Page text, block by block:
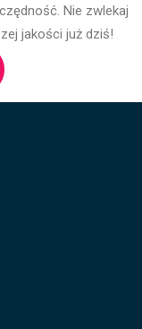
Nie zwlekaj
jakości już dziś!